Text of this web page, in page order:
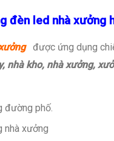
đèn led nhà xưởng
được ứng dụng
nhà kho, nhà xưởng,
đường phố.
nhà xưởng